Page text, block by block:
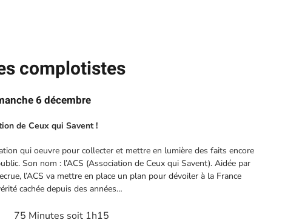
complotistes
6 décembre
de Ceux qui Savent !
qui oeuvre pour collecter et mettre en lumière des faits encore
Son nom : l’ACS (Association de Ceux qui Savent). Aidée par
l’ACS va mettre en place un plan pour dévoiler à la France
cachée depuis des années…
75 Minutes soit 1h15